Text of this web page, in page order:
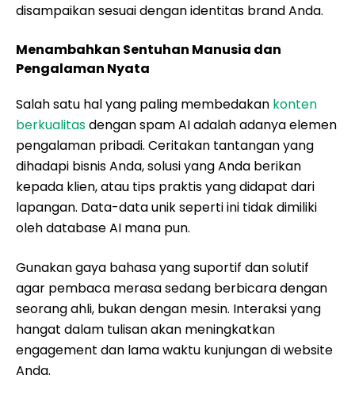
disampaikan sesuai dengan identitas brand Anda.
Menambahkan Sentuhan Manusia dan
Pengalaman Nyata
Salah satu hal yang paling membedakan konten
berkualitasdengan spam AI adalah adanya elemen
pengalaman pribadi. Ceritakan tantangan yang
dihadapi bisnis Anda, solusi yang Anda berikan
kepada klien, atau tips praktis yang didapat dari
lapangan. Data-data unik seperti ini tidak dimiliki
oleh database AI mana pun.
Gunakan gaya bahasa yang suportif dan solutif
agar pembaca merasa sedang berbicara dengan
seorang ahli, bukan dengan mesin. Interaksi yang
hangat dalam tulisan akan meningkatkan
engagement dan lama waktu kunjungan di website
Anda.